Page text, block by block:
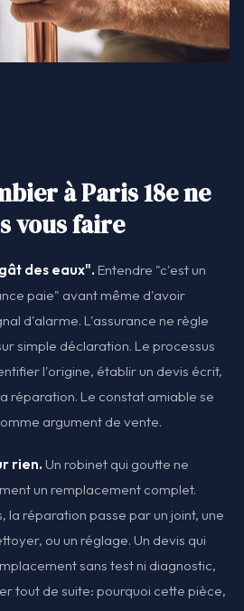
à Paris 18e ne
vous faire
des eaux". Entendre "c'est un
paie" avant même d'avoir
d'alarme. L'assurance ne règle
simple déclaration. Le processus
l'origine, établir un devis écrit,
réparation. Le constat amiable se
argument de vente.
rien. Un robinet qui goutte ne
un remplacement complet.
la réparation passe par un joint, une
ou un réglage. Un devis qui
sans test ni diagnostic,
tout de suite: pourquoi cette pièce,